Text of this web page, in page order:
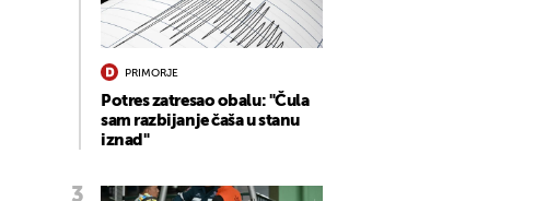
PRIMORJE
Potres zatresao obalu: "Čula
sam razbijanje čaša u stanu
iznad"